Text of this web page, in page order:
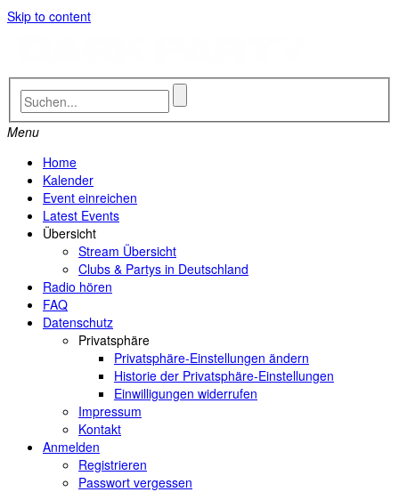
Skip to content
Menu
Home
Kalender
Event einreichen
Latest Events
Übersicht
Stream Übersicht
Clubs & Partys in Deutschland
Radio hören
FAQ
Datenschutz
Privatsphäre
Privatsphäre-Einstellungen ändern
Historie der Privatsphäre-Einstellungen
Einwilligungen widerrufen
Impressum
Kontakt
Anmelden
Registrieren
Passwort vergessen